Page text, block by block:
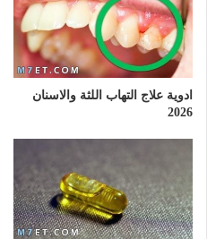
ادوية علاج التهاب اللثة والاسنان
2026